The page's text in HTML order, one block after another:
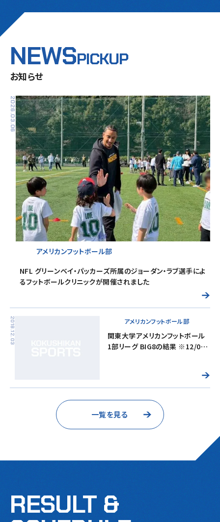
NEWSPICKUP
お知らせ
2026.03.06
アメリカンフットボール部
NFL グリーンベイ・パッカーズ所属のジョーダン・ラブ選手によ
るフットボールクリニックが開催されました
2018.12.03 アメリカンフットボール部
関東大学アメリカンフットボール
1部リーグ BIG8の結果 ※12/03
一覧を見る
RESULT &